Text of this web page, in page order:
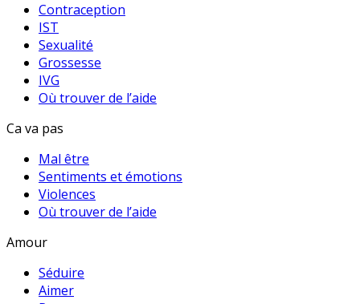
Contraception
IST
Sexualité
Grossesse
IVG
Où trouver de l’aide
Ca va pas
Mal être
Sentiments et émotions
Violences
Où trouver de l’aide
Amour
Séduire
Aimer